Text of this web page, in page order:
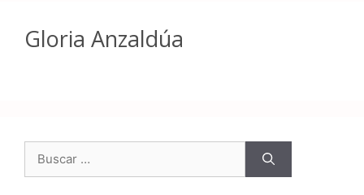
Gloria Anzaldúa